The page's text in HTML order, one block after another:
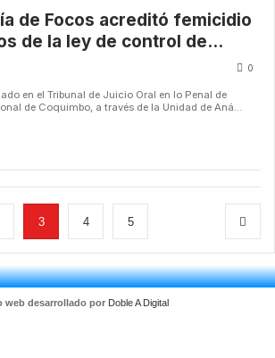
de Focos acreditó femicidio
de la ley de control de
0
en el Tribunal de Juicio Oral en lo Penal de
de Coquimbo, a través de la Unidad de Aná...
3 4 5
web desarrollado por Doble A Digital